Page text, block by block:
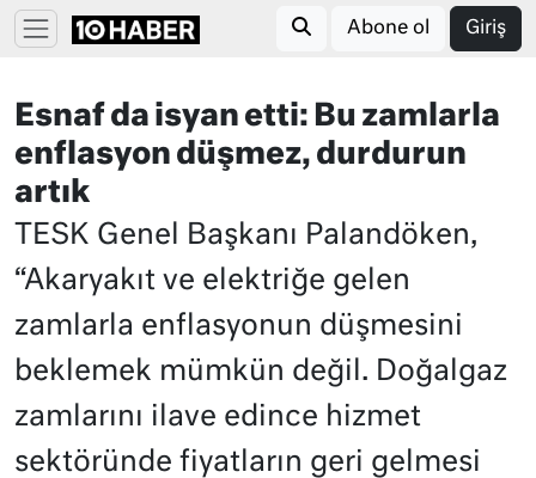
Abone ol Giriş
Esnaf da isyan etti: Bu zamlarla
enflasyon düşmez, durdurun
artık
TESK Genel Başkanı Palandöken,
“Akaryakıt ve elektriğe gelen
zamlarla enflasyonun düşmesini
beklemek mümkün değil. Doğalgaz
zamlarını ilave edince hizmet
sektöründe fiyatların geri gelmesi